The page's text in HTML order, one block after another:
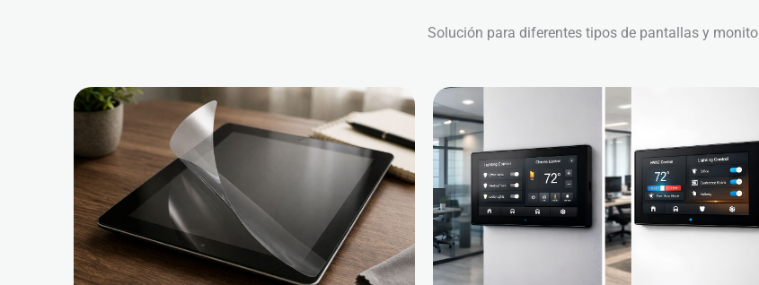
Solución para diferentes tipos de pantallas y